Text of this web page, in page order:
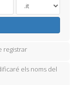
registrar
els noms del